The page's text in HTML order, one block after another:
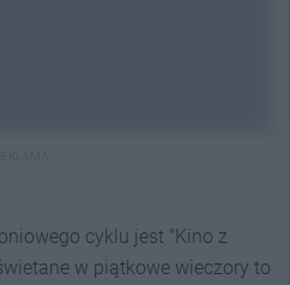
cyklu jest "Kino z
w piątkowe wieczory to